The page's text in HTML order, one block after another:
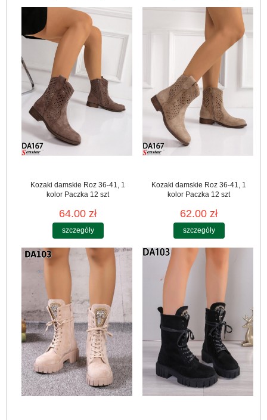
Kozaki damskie Roz 36-41, 1
kolor Paczka 12 szt
64.00 zł
szczegóły
Kozaki damskie Roz 36-41, 1
kolor Paczka 12 szt
62.00 zł
szczegóły